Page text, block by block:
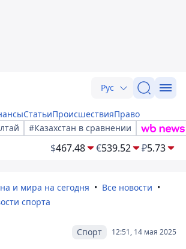
Рус
СтатьиПроисшествияПраво
#Казахстан в сравнении
$467.48 €539.52 ₽5.73
и мира на сегодня
Все новости
спорта
12:51, 14 мая 2025
Спорт